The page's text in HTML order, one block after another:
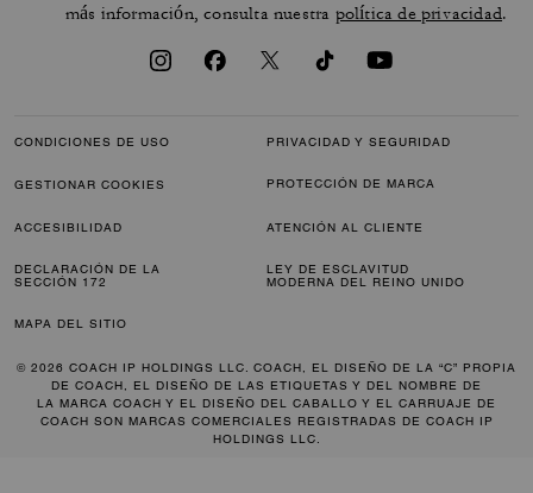
más información, consulta nuestra política de privacidad.
CONDICIONES DE USO PRIVACIDAD Y SEGURIDAD
GESTIONAR COOKIES PROTECCIÓN DE MARCA
ACCESIBILIDAD ATENCIÓN AL CLIENTE
DECLARACIÓN DE LA
SECCIÓN 172
LEY DE ESCLAVITUD
MODERNA DEL REINO UNIDO
MAPA DEL SITIO
© 2026 COACH IP HOLDINGS LLC. COACH, EL DISEÑO DE LA “C” PROPIA
DE COACH, EL DISEÑO DE LAS ETIQUETAS Y DEL NOMBRE DE
LA MARCA COACH Y EL DISEÑO DEL CABALLO Y EL CARRUAJE DE
COACH SON MARCAS COMERCIALES REGISTRADAS DE COACH IP
HOLDINGS LLC.